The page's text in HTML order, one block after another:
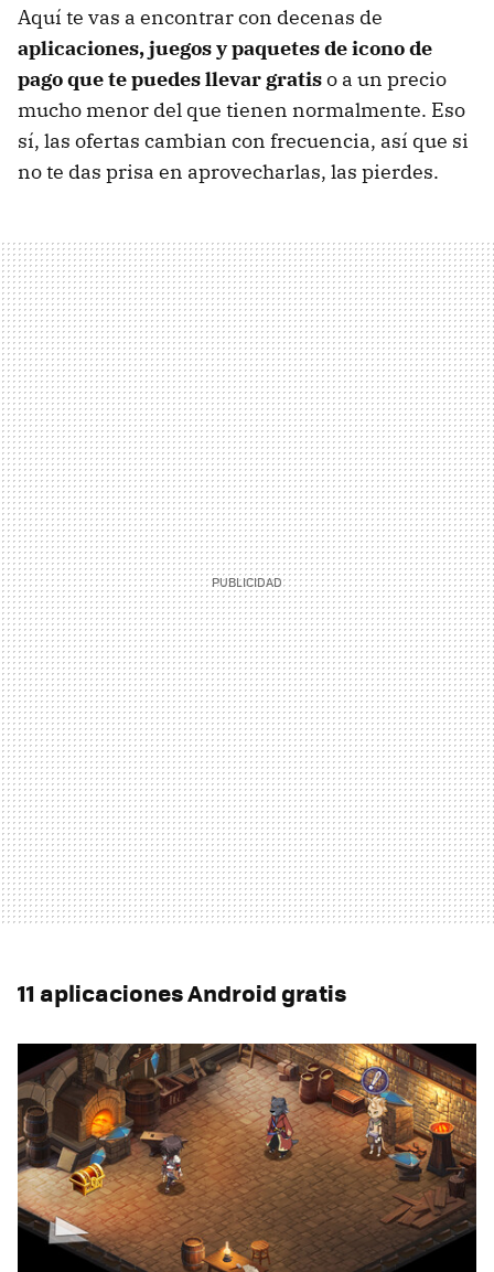
Aquí te vas a encontrar con decenas de
aplicaciones, juegos y paquetes de icono de
pago que te puedes llevar gratiso a un precio
mucho menor del que tienen normalmente. Eso
sí, las ofertas cambian con frecuencia, así que si
no te das prisa en aprovecharlas, las pierdes.
11 aplicaciones Android gratis